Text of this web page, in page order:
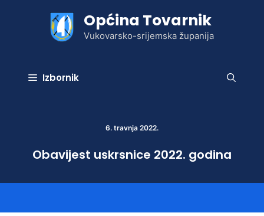
Općina Tovarnik
Vukovarsko-srijemska županija
Izbornik
6. travnja 2022.
Obavijest uskrsnice 2022. godina